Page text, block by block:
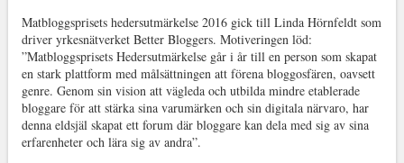
Matbloggsprisets hedersutmärkelse 2016 gick till Linda Hörnfeldt som
driver yrkesnätverket Better Bloggers. Motiveringen löd:
”Matbloggsprisets Hedersutmärkelse går i år till en person som skapat
en stark plattform med målsättningen att förena bloggosfären, oavsett
genre. Genom sin vision att vägleda och utbilda mindre etablerade
bloggare för att stärka sina varumärken och sin digitala närvaro, har
denna eldsjäl skapat ett forum där bloggare kan dela med sig av sina
erfarenheter och lära sig av andra”.